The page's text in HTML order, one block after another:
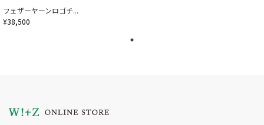
フェザーヤーンロゴチ...
¥38,500